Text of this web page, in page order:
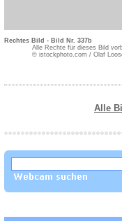
Rechtes Bild - Bild Nr. 337b
Alle Rechte für dieses Bild
© istockphoto.com / Olaf
Alle